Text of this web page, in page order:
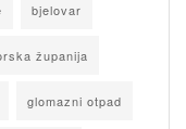
bjelovar
županija
glomazni otpad